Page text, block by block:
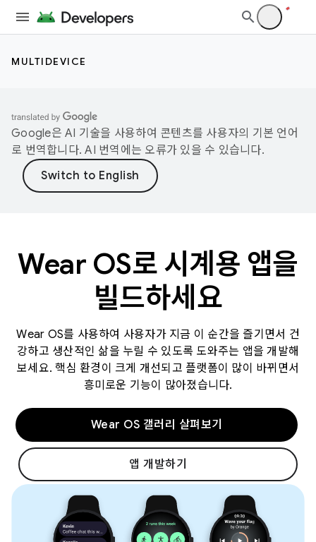
MULTIDEVICE
Google은 AI 기술을 사용하여 콘텐츠를 사용자의 기본 언어
로 번역합니다. AI 번역에는 오류가 있을 수 있습니다.
Wear OS로 시계용 앱을
빌드하세요
Wear OS를 사용하여 사용자가 지금 이 순간을 즐기면서 건
강하고 생산적인 삶을 누릴 수 있도록 도와주는 앱을 개발해
보세요. 핵심 환경이 크게 개선되고 플랫폼이 많이 바뀌면서
흥미로운 기능이 많아졌습니다.
Wear OS 갤러리 살펴보기
앱 개발하기